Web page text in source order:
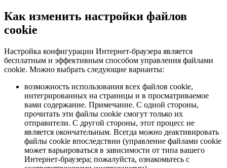
Как изменить настройки файлов
cookie
Настройка конфигурации Интернет-браузера является
бесплатным и эффективным способом управления файлами
cookie. Можно выбрать следующие варианты:
возможность использования всех файлов cookie,
интегрированных на страницы и в просматриваемое
вами содержание. Примечание. С одной стороны,
прочитать эти файлы cookie смогут только их
отправители. С другой стороны, этот процесс не
является окончательным. Всегда можно деактивировать
файлы cookie впоследствии (управление файлами cookie
может варьироваться в зависимости от типа вашего
Интернет-браузера; пожалуйста, ознакомьтесь с